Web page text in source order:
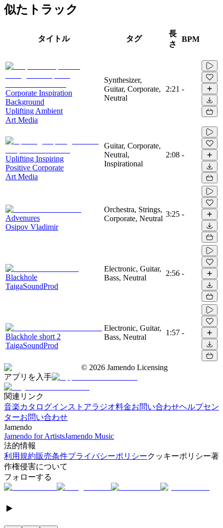
似たトラック
タイトル タグ
長
さ
BPM
Corporate Inspiration
Background
Uplifting Ambient
Art Media
Synthesizer,
Guitar, Corporate,
Neutral
2:21 -
Uplifting Inspiring
Positive Corporate
Art Media
Guitar, Corporate,
Neutral,
Inspirational
2:08 -
Advenures
Osipov Vladimir
Orchestra, Strings,
Corporate, Neutral
3:25 -
Blackhole
TaigaSoundProd
Electronic, Guitar,
Bass, Neutral
2:56 -
Blackhole short 2
TaigaSoundProd
Electronic, Guitar,
Bass, Neutral
1:57 -
© 2026 Jamendo Licensing
アプリを入手
関連リンク
音楽カタログインストアラジオ料金お問い合わせヘルプセン
ターお問い合わせ
Jamendo
Jamendo for ArtistsJamendo Music
法的情報
利用規約販売条件プライバシーポリシークッキーポリシー著
作権侵害について
フォローする